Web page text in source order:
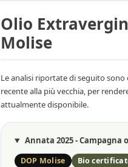
Olio
Molise
Le analisi riportate di seguito
recente alla più vecchia, per
attualmente disponibile.
Annata 2025 - Campagna
DOP Molise Bio